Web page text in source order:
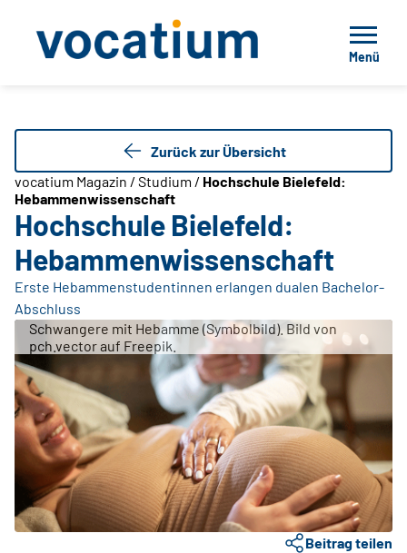
Menü
Zurück zur Übersicht
vocatium Magazin / Studium / Hochschule Bielefeld:
Hebammenwissenschaft
Hochschule Bielefeld:
Hebammenwissenschaft
Erste Hebammenstudentinnen erlangen dualen Bachelor-
Abschluss
Schwangere mit Hebamme (Symbolbild). Bild von
pch.vector auf Freepik.
Beitrag teilen